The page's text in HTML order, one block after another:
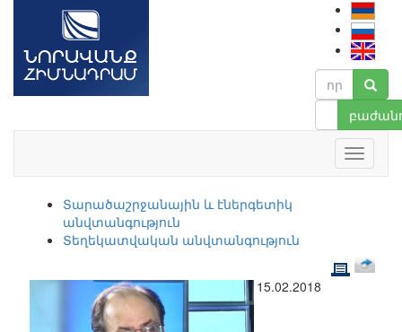
Տարածաշրջանային և էներգետիկ
անվտանգություն
Տեղեկատվական անվտանգություն
15.02.2018